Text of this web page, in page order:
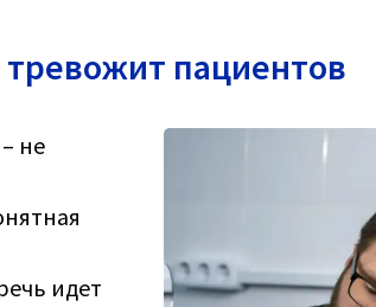
пациентов
не
идет